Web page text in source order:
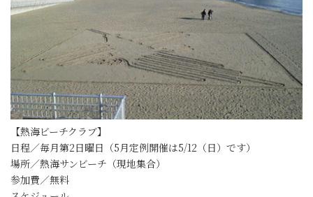
【熱海ビーチクラブ】
日程／毎月第2日曜日（5月定例開催は5/12（日）です）
場所／熱海サンビーチ（現地集合）
参加費／無料